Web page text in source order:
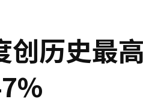
创历史最